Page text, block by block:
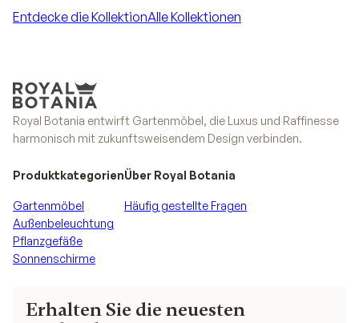
Entdecke die KollektionAlle Kollektionen
Royal Botania entwirft Gartenmöbel, die Luxus und Raffinesse
harmonisch mit zukunftsweisendem Design verbinden.
Erhalten Sie die neuesten
Produktkategorien
Gartenmöbel
Außenbeleuchtung
Pflanzgefäße
Sonnenschirme
Über Royal Botania
Häufig gestellte Fragen